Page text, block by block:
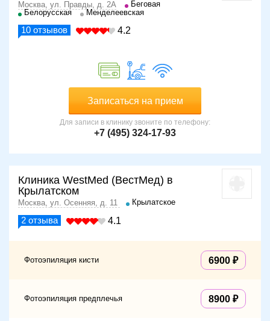
Москва, ул. Правды, д. 2А
Беговая
Белорусская
Менделеевская
10 отзывов 4.2
Записаться на прием
Для записи в клинику звоните по телефону:
+7 (495) 324-17-93
Клиника WestMed (ВестМед) в
Крылатском
Москва, ул. Осенняя, д. 11 Крылатское
2 отзыва 4.1
Фотоэпиляция кисти 6900
Фотоэпиляция предплечья 8900